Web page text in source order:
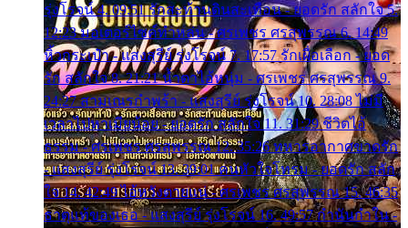
รุ่งโรจน์ 4. 09:51 รักสะท้านดินสะเทือน - ยอดรัก สลักใจ 5.
12:23 มอเตอร์ไซค์ทำหล่น - ศรเพชร ศรสุพรรณ 6. 14:49
หิ้วกระเป๋า - แสงสุรีย์ รุ่งโรจน์ 7. 17:57 รักเผื่อเลือก - ยอด
รัก สลักใจ 8. 21:21 น้ำตาไอ้หนุ่ม - ศรเพชร ศรสุพรรณ 9.
24:27 สามเณรกำพร้า - แสงสุรีย์ รุ่งโรจน์ 10. 28:08 ไม่มี
เวลาไปหาเมียน้อย - ยอดรัก สลักใจ 11. 31:29 ชีวิตไอ้
ธรรม - ศรเพชร ศรสุพรรณ 12. 35:26 ทหารอากาศขาดรัก
- แสงสุรีย์ รุ่งโรจน์ 13. 39:01 คนหัวใจโทรม - ยอดรัก สลัก
ใจ 14. 42:49 ไอ้หวังตายแน่ - ศรเพชร ศรสุพรรณ 15. 46:35
ธาตุแท้ของเธอ - แสงสุรีย์ รุ่งโรจน์ 16. 49:57 กำนันกำใน -